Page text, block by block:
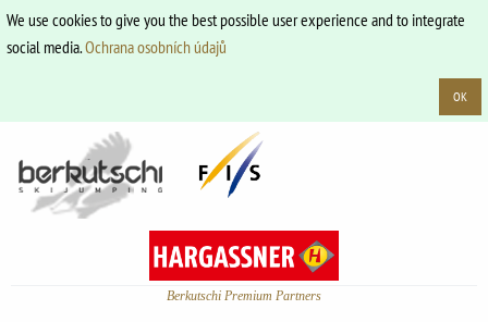
We use cookies to give you the best possible user experience and to integrate
social media.Ochrana osobních údajů
OK
Berkutschi Premium Partners